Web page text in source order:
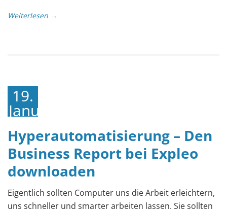
Weiterlesen →
19.
Januar
Hyperautomatisierung – Den
Business Report bei Expleo
downloaden
Eigentlich sollten Computer uns die Arbeit erleichtern,
uns schneller und smarter arbeiten lassen. Sie sollten